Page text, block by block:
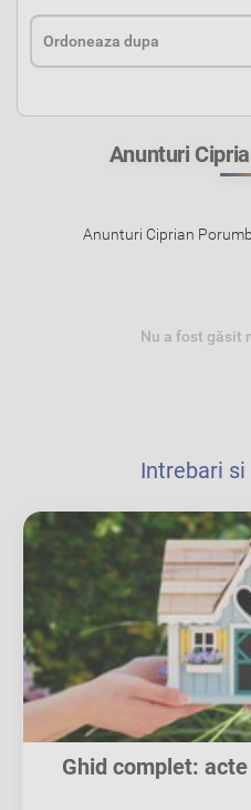
Anunturi
Anunturi Ciprian
Nu a fost găsit
Intrebari
Ghid complet: